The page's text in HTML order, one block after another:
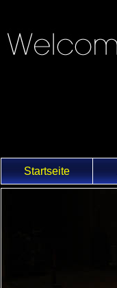
Startseite